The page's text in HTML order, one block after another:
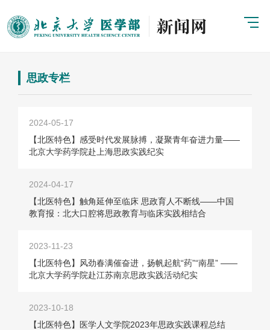
思政专栏
2024-05-17
【北医特色】感受时代发展脉搏，凝聚青年奋进力量——
北京大学药学院赴上海思政实践纪实
2024-04-17
【北医特色】触角延伸至临床 思政育人不断线——中国
教育报：北大口腔将思政教育与临床实践相结合
2023-11-23
【北医特色】风劲春满催奋进，扬帆起航“药”“南星” ——
北京大学药学院赴江苏南京思政实践活动纪实
2023-10-18
【北医特色】医学人文学院2023年思政实践课程总结